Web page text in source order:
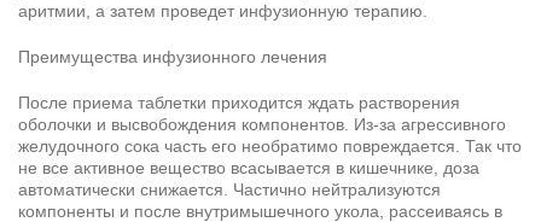
аритмии, а затем проведет инфузионную терапию.
Преимущества инфузионного лечения
После приема таблетки приходится ждать растворения
оболочки и высвобождения компонентов. Из-за агрессивного
желудочного сока часть его необратимо повреждается. Так что
не все активное вещество всасывается в кишечнике, доза
автоматически снижается. Частично нейтрализуются
компоненты и после внутримышечного укола, рассеиваясь в